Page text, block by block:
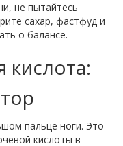
не пытайтесь
сахар, фастфуд и
о балансе.
кислота:
пальце ноги. Это
кислоты в